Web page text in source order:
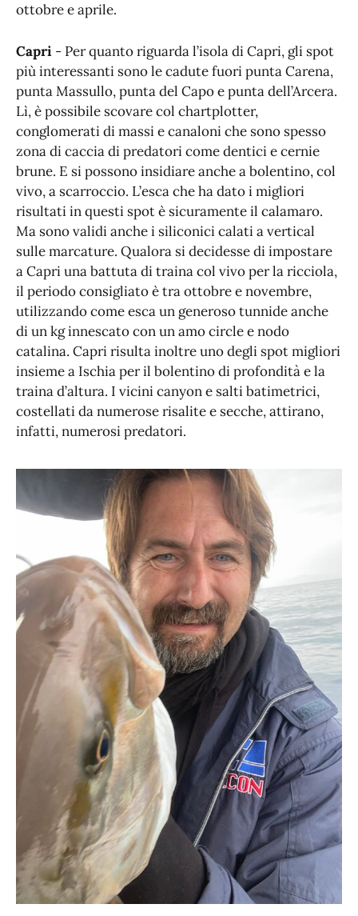
ottobre e aprile.
Capri - Per quanto riguarda l’isola di Capri, gli spot
più interessanti sono le cadute fuori punta Carena,
punta Massullo, punta del Capo e punta dell’Arcera.
Lì, è possibile scovare col chartplotter,
conglomerati di massi e canaloni che sono spesso
zona di caccia di predatori come dentici e cernie
brune. E si possono insidiare anche a bolentino, col
vivo, a scarroccio. L’esca che ha dato i migliori
risultati in questi spot è sicuramente il calamaro.
Ma sono validi anche i siliconici calati a vertical
sulle marcature. Qualora si decidesse di impostare
a Capri una battuta di traina col vivo per la ricciola,
il periodo consigliato è tra ottobre e novembre,
utilizzando come esca un generoso tunnide anche
di un kg innescato con un amo circle e nodo
catalina. Capri risulta inoltre uno degli spot migliori
insieme a Ischia per il bolentino di profondità e la
traina d’altura. I vicini canyon e salti batimetrici,
costellati da numerose risalite e secche, attirano,
infatti, numerosi predatori.